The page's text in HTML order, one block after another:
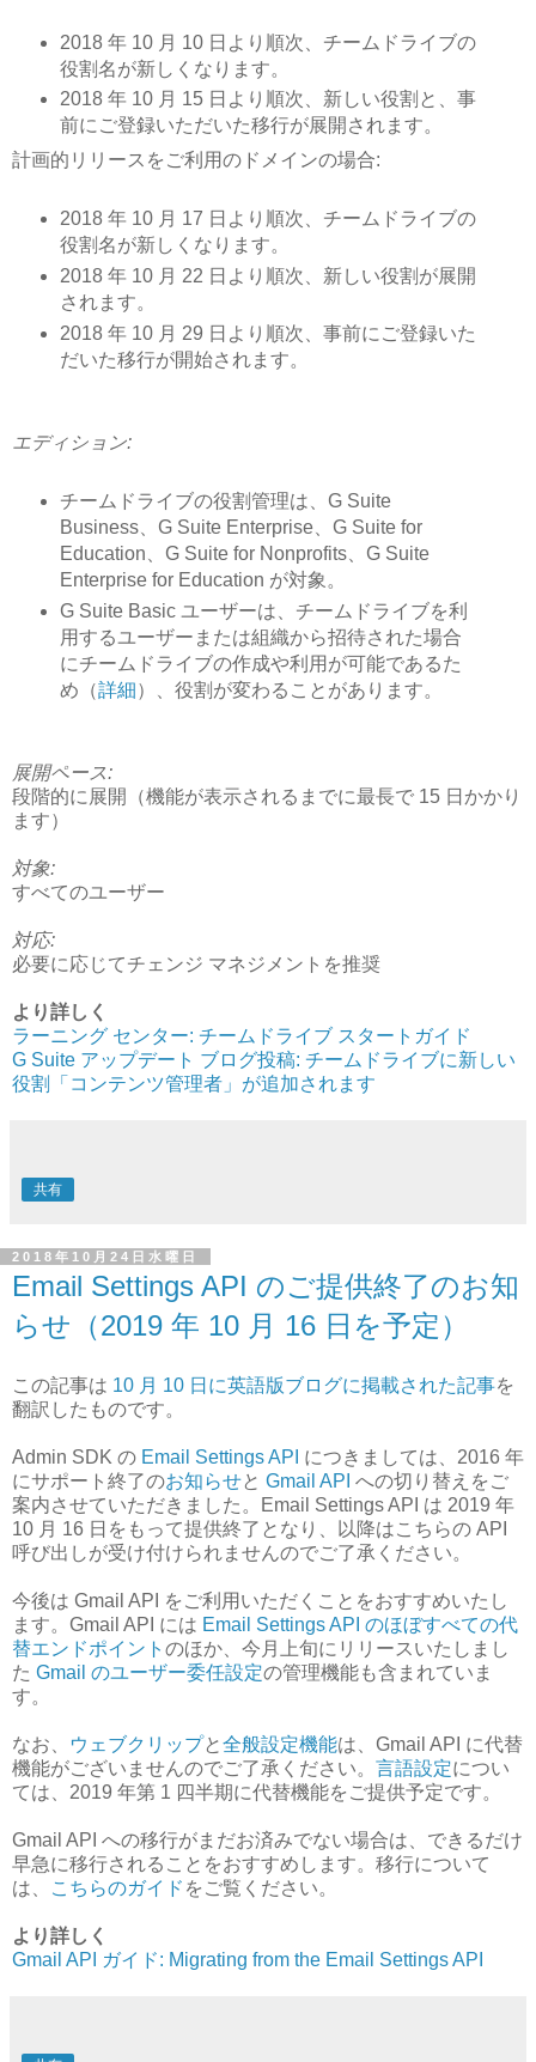
2018 年 10 月 10 日より順次、チームドライブの
役割名が新しくなります。
2018 年 10 月 15 日より順次、新しい役割と、事
前にご登録いただいた移行が展開されます。
計画的リリースをご利用のドメインの場合:
2018 年 10 月 17 日より順次、チームドライブの
役割名が新しくなります。
2018 年 10 月 22 日より順次、新しい役割が展開
されます。
2018 年 10 月 29 日より順次、事前にご登録いた
だいた移行が開始されます。
エディション:
チームドライブの役割管理は、G Suite
Business、G Suite Enterprise、G Suite for
Education、G Suite for Nonprofits、G Suite
Enterprise for Education が対象。
G Suite Basic ユーザーは、チームドライブを利
用するユーザーまたは組織から招待された場合
にチームドライブの作成や利用が可能であるた
め（詳細）、役割が変わることがあります。
展開ペース:
段階的に展開（機能が表示されるまでに最長で 15 日かかり
ます）
対象:
すべてのユーザー
対応:
必要に応じてチェンジ マネジメントを推奨
より詳しく
ラーニング センター: チームドライブ スタートガイド
G Suite アップデート ブログ投稿: チームドライブに新しい
役割「コンテンツ管理者」が追加されます
共有
2018年10月24日水曜日
Email Settings API のご提供終了のお知
らせ（2019 年 10 月 16 日を予定）
この記事は 10 月 10 日に英語版ブログに掲載された記事を
翻訳したものです。
Admin SDK の Email Settings API につきましては、2016 年
にサポート終了のお知らせと Gmail API への切り替えをご
案内させていただきました。Email Settings API は 2019 年
10 月 16 日をもって提供終了となり、以降はこちらの API
呼び出しが受け付けられませんのでご了承ください。
今後は Gmail API をご利用いただくことをおすすめいたし
ます。Gmail API には Email Settings API のほぼすべての代
替エンドポイント のほか、今月上旬にリリースいたしまし
た Gmail のユーザー委任設定の管理機能も含まれていま
す。
なお、 ウェブクリップと全般設定機能は、Gmail API に代替
機能がございませんのでご了承ください。 言語設定につい
ては、2019 年第 1 四半期に代替機能をご提供予定です。
Gmail API への移行がまだお済みでない場合は、できるだけ
早急に移行されることをおすすめします。移行について
は、
こちらのガイド をご覧ください。
より詳しく
Gmail API ガイド: Migrating from the Email Settings API